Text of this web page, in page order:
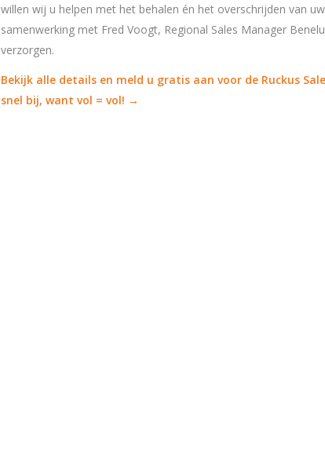
willen wij u helpen met het behalen én het overschrijden van
samenwerking met Fred Voogt, Regional Sales Manager
verzorgen.
Bekijk alle details en meld u gratis aan voor de Ruckus
snel bij, want vol = vol! →